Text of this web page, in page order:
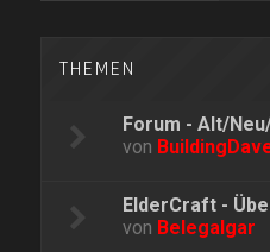
THEMEN
Forum - Alt/
von
ElderCraft -
von Belegalgar